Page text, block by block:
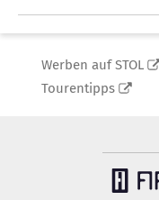
Werben auf STOL
Tourentipps